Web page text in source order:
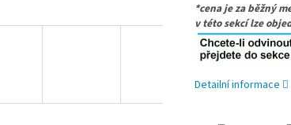
*cena je za běžný
v této sekcí lze
Detailní informace